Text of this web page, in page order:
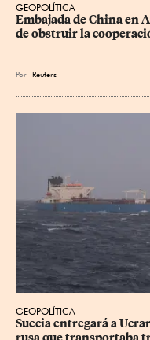
GEOPOLÍTICA
Embajada de China en
de obstruir la
Por Reuters
GEOPOLÍTICA
Suecia entregará a